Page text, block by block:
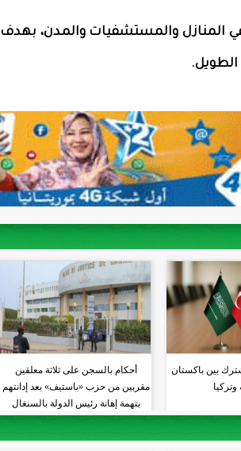
المنازل والمستشفيات والمدن، بهدف
بين باكستان
وتركيا
أحكام بالسجن على ثلاثة معلقين
مقربين من حزب «باستيف» بعد إدانتهم
بتهمة إهانة رئيس الدولة بالسنغال